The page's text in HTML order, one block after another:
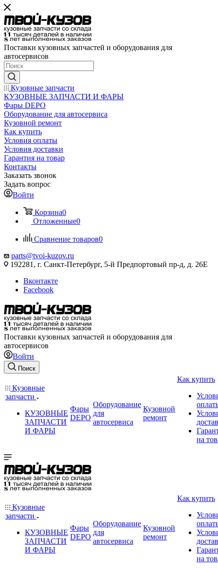
Поставки кузовных запчастей и оборудования для
автосервисов
Кузовные запчасти
КУЗОВНЫЕ ЗАПЧАСТИ И ФАРЫ
Фары DEPO
Оборудование для автосервиса
Кузовной ремонт
Как купить
Условия оплаты
Условия доставки
Гарантия на товар
Контакты
Заказать звонок
Задать вопрос
Войти
Корзина0
Отложенные0
Сравнение товаров0
parts@tvoi-kuzov.ru
192281, г. Санкт-Петербург, 5-й Предпортовый пр-д, д. 26Е
Вконтакте
Facebook
Поставки кузовных запчастей и оборудования для
автосервисов
Войти
Поиск
Кузовные
запчасти
КУЗОВНЫЕ
ЗАПЧАСТИ
И ФАРЫ
Фары
DEPO
Оборудование
для
автосервиса
Кузовной
ремонт
Как купить
на
Кузовные
запчасти
КУЗОВНЫЕ
ЗАПЧАСТИ
И ФАРЫ
Фары
DEPO
Оборудование
для
автосервиса
Кузовной
ремонт
Как купить
на